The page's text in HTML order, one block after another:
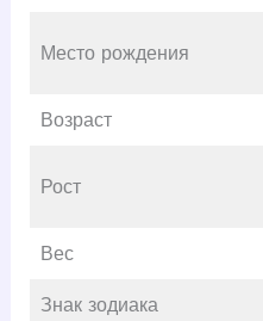
Место рождения
Возраст
Рост
Вес
Знак зодиака